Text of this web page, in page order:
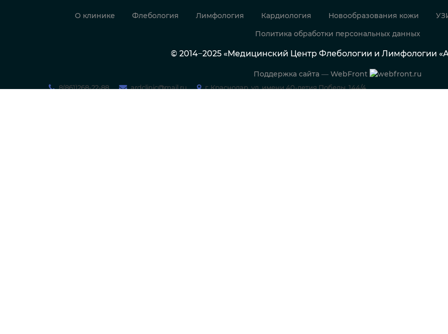
О клинике Флебология Лимфология Кардиология Новообразования кожи
Политика обработки персональных данных
© 2014−2025 «Медицинский Центр Флебологии и Лимфологии
Поддержка сайта — WebFront
8(861)268-22-88 ardclinic@mail.ru г. Краснодар, ул. имени 40-летия Победы, 144/4